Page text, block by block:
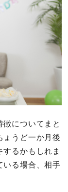
についてまと
ょうど一か月後
るかもしれま
いる場合、相手